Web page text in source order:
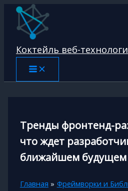
Перейти
содержимому
Коктейль веб-
Тренды фронтенд-
что ждет
ближайшем будущем
Главная
Фреймворки и